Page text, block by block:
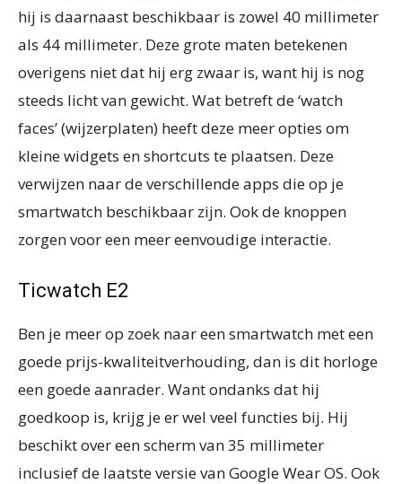
hij is daarnaast beschikbaar is zowel 40 millimeter
als 44 millimeter. Deze grote maten betekenen
overigens niet dat hij erg zwaar is, want hij is nog
steeds licht van gewicht. Wat betreft de ‘watch
faces’ (wijzerplaten) heeft deze meer opties om
kleine widgets en shortcuts te plaatsen. Deze
verwijzen naar de verschillende apps die op je
smartwatch beschikbaar zijn. Ook de knoppen
zorgen voor een meer eenvoudige interactie.
Ticwatch E2
Ben je meer op zoek naar een smartwatch met een
goede prijs-kwaliteitverhouding, dan is dit horloge
een goede aanrader. Want ondanks dat hij
goedkoop is, krijg je er wel veel functies bij. Hij
beschikt over een scherm van 35 millimeter
inclusief de laatste versie van Google Wear OS. Ook